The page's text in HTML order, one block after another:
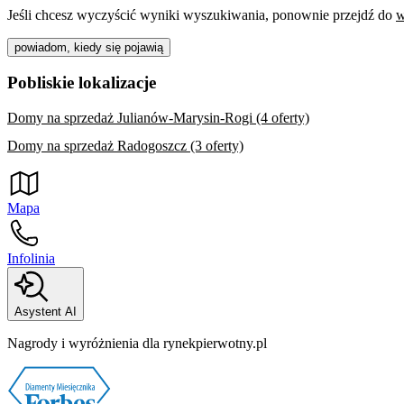
Jeśli chcesz wyczyścić wyniki wyszukiwania, ponownie przejdź do
powiadom, kiedy się pojawią
Pobliskie lokalizacje
Domy na sprzedaż Julianów-Marysin-Rogi (4 oferty)
Domy na sprzedaż Radogoszcz (3 oferty)
Mapa
Infolinia
Asystent AI
Nagrody i wyróżnienia dla rynekpierwotny.pl